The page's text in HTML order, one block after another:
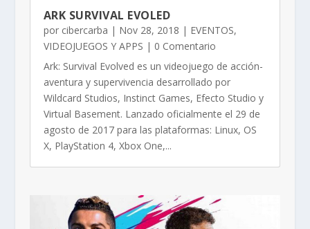
ARK SURVIVAL EVOLED
por cibercarba | Nov 28, 2018 | EVENTOS,
VIDEOJUEGOS Y APPS | 0 Comentario
Ark: Survival Evolved es un videojuego de acción-
aventura y supervivencia desarrollado por
Wildcard Studios, Instinct Games, Efecto Studio y
Virtual Basement. Lanzado oficialmente el 29 de
agosto de 2017 para las plataformas: Linux, OS
X, PlayStation 4, Xbox One,...